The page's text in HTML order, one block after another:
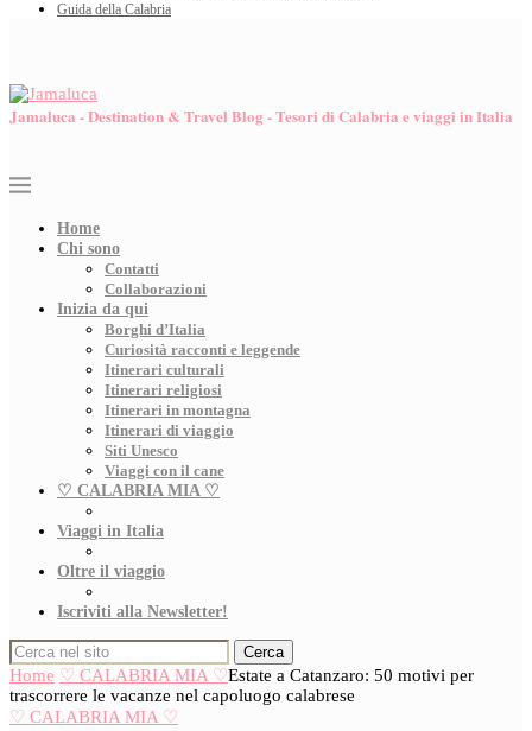
Guida della Calabria
Jamaluca - Destination & Travel Blog - Tesori di Calabria e viaggi in Italia
Home
Chi sono
Contatti
Collaborazioni
Inizia da qui
Borghi d’Italia
Curiosità racconti e leggende
Itinerari culturali
Itinerari religiosi
Itinerari in montagna
Itinerari di viaggio
Siti Unesco
Viaggi con il cane
♡ CALABRIA MIA ♡
Viaggi in Italia
Oltre il viaggio
Iscriviti alla Newsletter!
Cerca
Home ♡ CALABRIA MIA ♡Estate a Catanzaro: 50 motivi per
trascorrere le vacanze nel capoluogo calabrese
♡ CALABRIA MIA ♡